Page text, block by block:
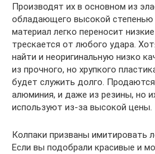
Производят их в основном из
обладающего высокой степенью
материал легко переносит
трескается от любого удара.
найти и неоригинальную низко
из прочного, но хрупкого
будет служить долго.
алюминия, и даже из резины, но
используют из-за высокой цены.
Колпаки призваны имитировать
Если вы подобрали красивые и